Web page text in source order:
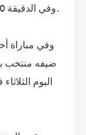
وفي الدقيقة 80 سجل فاشيون ساكالا هدف زامبيا الوحيد.
وفي مباراة
اليوم